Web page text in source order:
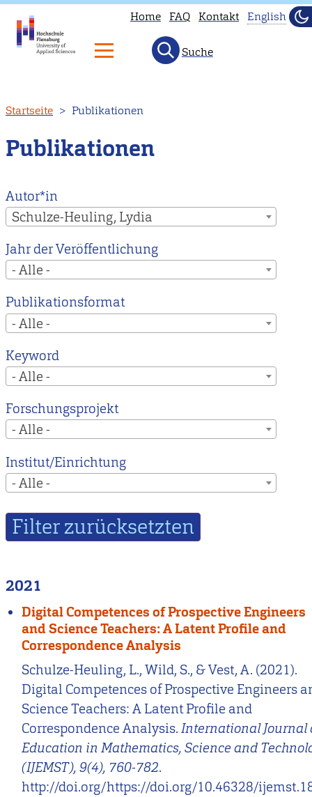
zum
Inhalt
Home FAQ Kontakt
to
our
main
English
Suche
Startseite Publikationen
Publikationen
Autor*in
Schulze-Heuling, Lydia
Jahr der Veröffentlichung
- Alle -
Publikationsformat
- Alle -
Keyword
- Alle -
Forschungsprojekt
- Alle -
Institut/Einrichtung
- Alle -
2021
Digital Competences of Prospective Engineers
and Science Teachers: A Latent Profile and
Correspondence Analysis
Schulze-Heuling, L., Wild, S., & Vest, A. (2021).
Digital Competences of Prospective Engineers
Science Teachers: A Latent Profile and
Correspondence Analysis.International Journal
Education in Mathematics, Science and
(IJEMST), 9(4), 760-782.
http://doi.org/https://doi.org/10.46328/